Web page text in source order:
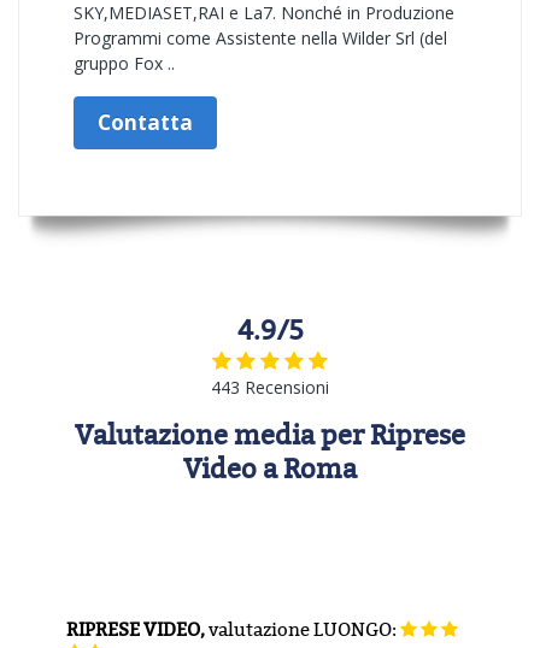
SKY,MEDIASET,RAI e La7. Nonché in Produzione
Programmi come Assistente nella Wilder Srl (del
gruppo Fox ..
Contatta
4.9/5
443 Recensioni
Valutazione media per Riprese
Video a Roma
RIPRESE VIDEO,valutazioneLUONGO: